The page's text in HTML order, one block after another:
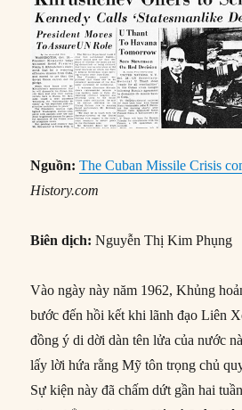
Nguồn: The Cuban Missile Crisis
History.com
Biên dịch: Nguyễn Thị Kim Phụng
Vào ngày này năm 1962, Khủng
bước đến hồi kết khi lãnh đạo Liên
đồng ý di dời dàn tên lửa của nước
lấy lời hứa rằng Mỹ tôn trọng chủ
Sự kiện này đã chấm dứt gần hai